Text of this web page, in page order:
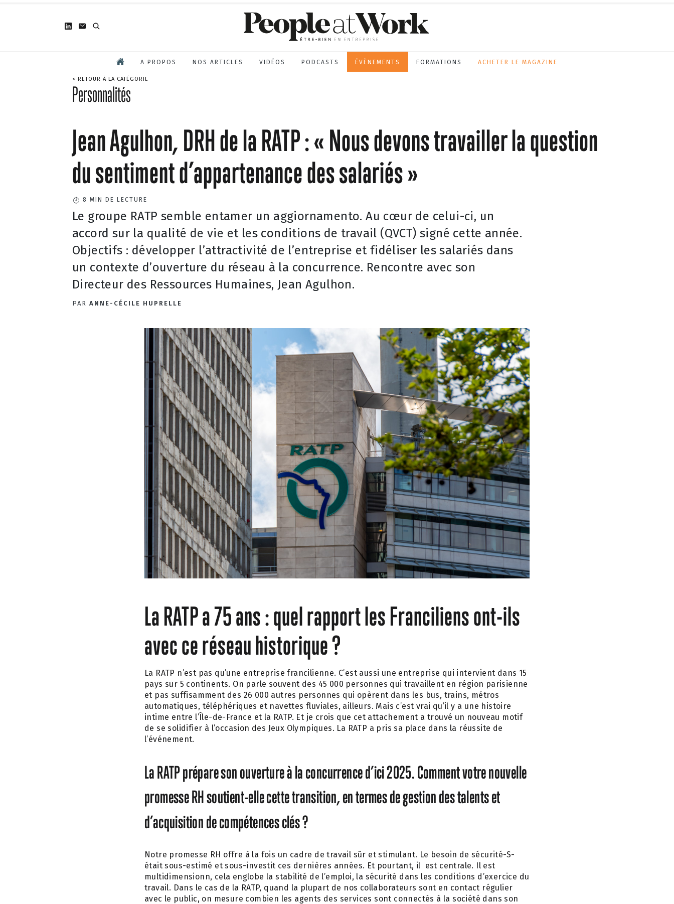
A PROPOS NOS ARTICLES VIDÉOS PODCASTS ÉVÈNEMENTS FORMATIONS ACHETER LE MAGAZINE
< RETOUR À LA CATÉGORIE
Personnalités
Jean Agulhon, DRH de la RATP : « Nous devons travailler la question
du sentiment d’appartenance des salariés »
8 MIN DE LECTURE
Le groupe RATP semble entamer un aggiornamento. Au cœur de celui-ci, un
accord sur la qualité de vie et les conditions de travail (QVCT) signé cette année.
Objectifs : développer l’attractivité de l’entreprise et fidéliser les salariés dans
un contexte d’ouverture du réseau à la concurrence. Rencontre avec son
Directeur des Ressources Humaines, Jean Agulhon.
PAR ANNE-CÉCILE HUPRELLE
La RATP a 75 ans : quel rapport les Franciliens ont-ils
avec ce réseau historique ?
La RATP n’est pas qu’une entreprise francilienne. C’est aussi une entreprise qui intervient dans 15
pays sur 5 continents. On parle souvent des 45 000 personnes qui travaillent en région parisienne
et pas suffisamment des 26 000 autres personnes qui opèrent dans les bus, trains, métros
automatiques, téléphériques et navettes fluviales, ailleurs. Mais c’est vrai qu’il y a une histoire
intime entre l’Île-de-France et la RATP. Et je crois que cet attachement a trouvé un nouveau motif
de se solidifier à l’occasion des Jeux Olympiques. La RATP a pris sa place dans la réussite de
l’événement.
La RATP prépare son ouverture à la concurrence d’ici 2025. Comment votre nouvelle
promesse RH soutient-elle cette transition, en termes de gestion des talents et
d’acquisition de compétences clés ?
Notre promesse RH offre à la fois un cadre de travail sûr et stimulant. Le besoin de sécurité-S-
était sous-estimé et sous-investit ces dernières années. Et pourtant, il est centrale. Il est
multidimensionn, cela englobe la stabilité de l’emploi, la sécurité dans les conditions d’exercice du
travail. Dans le cas de la RATP, quand la plupart de nos collaborateurs sont en contact régulier
avec le public, on mesure combien les agents des services sont connectés à la société dans son